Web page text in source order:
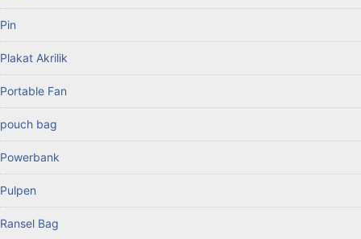
Pin
Plakat Akrilik
Portable Fan
pouch bag
Powerbank
Pulpen
Ransel Bag